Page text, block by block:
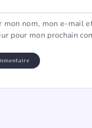
mon nom, mon e-mail
pour mon prochain